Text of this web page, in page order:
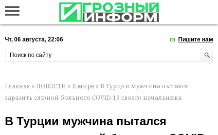
Чт, 06 августа, 22:06 Пишите нам
Главная » НОВОСТИ » В мире » В Турции мужчина пытался
заразить слюной больного COVID-19 своего начальника
В Турции мужчина пытался